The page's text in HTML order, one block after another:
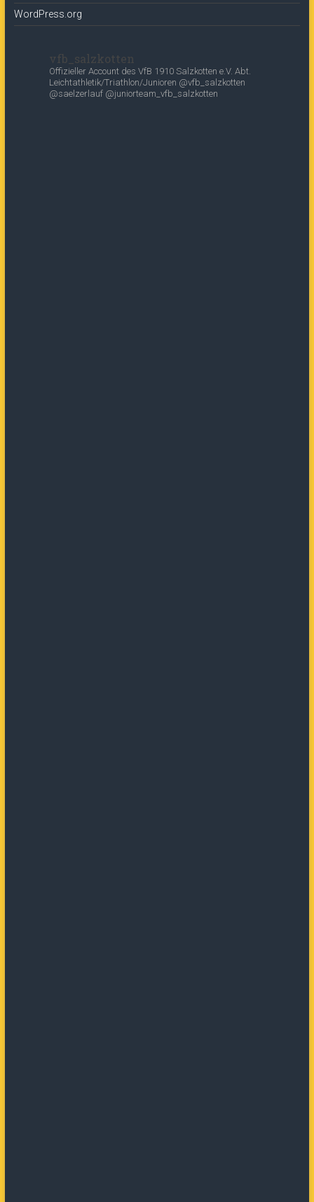
WordPress.org
vfb_salzkotten
Offizieller Account des VfB 1910 Salzkotten e.V. Abt.
Leichtathletik/Triathlon/Junioren @vfb_salzkotten
@saelzerlauf @juniorteam_vfb_salzkotten